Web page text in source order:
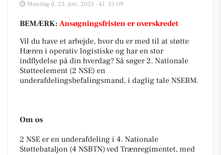
Mandag d. 23. jun. 2025 - kl. 13:09
BEMÆRK: Ansøgningsfristen er overskredet
Vil du have et arbejde, hvor du er med til at støtte
Hæren i operativ logistiske og har en stor
indflydelse på din hverdag? Så søger 2. Nationale
Støtteelement (2 NSE) en
underafdelingsbefalingsmand, i daglig tale NSEBM.
Om os
2 NSE er en underafdeling i 4. Nationale
Støttebataljon (4 NSBTN) ved Trænregimentet, med